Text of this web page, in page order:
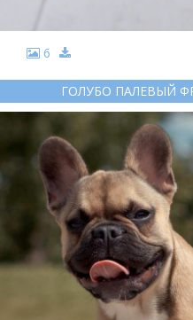
6
ГОЛУБО ПАЛЕВЫЙ